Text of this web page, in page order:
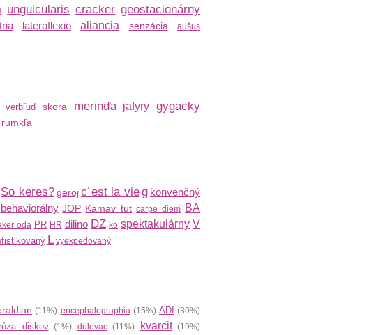
unguicularis cracker geostacionárny
lateroflexio aliancia senzácia aušus
verbľud skora merinďa jafyry gygacky
rumkľa
So keres? geroj c´est la vieg konvenčný
behaviorálny JOP Kamav tut carpe diem BA
oda PR HR dilino DZ ko spektakulárny V
L vyexpedovaný
(11%) encephalographia(15%) ADI (30%)
diskov(1%) dulovac(11%) kvarcit(19%)